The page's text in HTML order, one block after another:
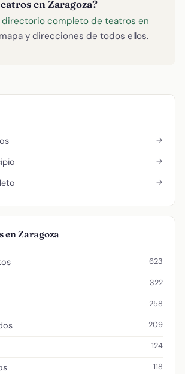
en Zaragoza?
directorio completo de teatros en
y direcciones de todos ellos.
→
→
→
en Zaragoza
623
322
258
209
124
118